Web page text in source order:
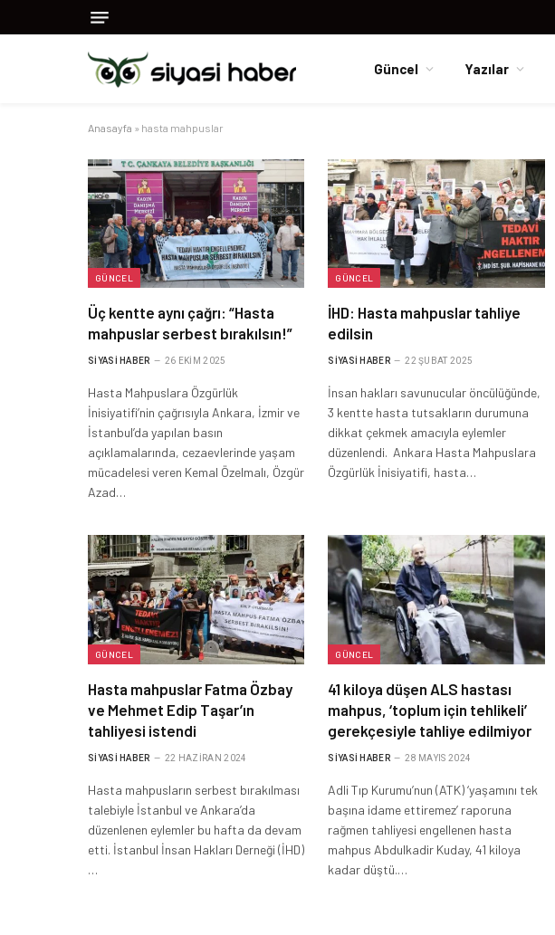
Güncel Yazılar
Anasayfa » hasta mahpuslar
GÜNCEL
Üç kentte aynı çağrı: “Hasta
mahpuslar serbest bırakılsın!”
SIYASI HABER 26 EKIM 2025
Hasta Mahpuslara Özgürlük
İnisiyatifi’nin çağrısıyla Ankara, İzmir ve
İstanbul’da yapılan basın
açıklamalarında, cezaevlerinde yaşam
mücadelesi veren Kemal Özelmalı, Özgür
Azad…
GÜNCEL
İHD: Hasta mahpuslar tahliye
edilsin
SIYASI HABER 22 ŞUBAT 2025
İnsan hakları savunucular öncülüğünde,
3 kentte hasta tutsakların durumuna
dikkat çekmek amacıyla eylemler
düzenlendi. Ankara Hasta Mahpuslara
Özgürlük İnisiyatifi, hasta…
GÜNCEL
Hasta mahpuslar Fatma Özbay
ve Mehmet Edip Taşar’ın
tahliyesi istendi
SIYASI HABER 22 HAZIRAN 2024
Hasta mahpusların serbest bırakılması
talebiyle İstanbul ve Ankara’da
düzenlenen eylemler bu hafta da devam
etti. İstanbul İnsan Hakları Derneği (İHD)
…
GÜNCEL
41 kiloya düşen ALS hastası
mahpus, ‘toplum için tehlikeli’
gerekçesiyle tahliye edilmiyor
SIYASI HABER 28 MAYIS 2024
Adli Tıp Kurumu’nun (ATK) ‘yaşamını tek
başına idame ettiremez’ raporuna
rağmen tahliyesi engellenen hasta
mahpus Abdulkadir Kuday, 41 kiloya
kadar düştü.…